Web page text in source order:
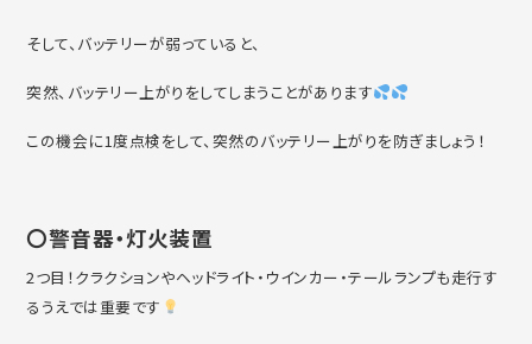
そして、バッテリーが弱っていると、
突然、バッテリー上がりをしてしまうことがあります
この機会に1度点検をして、突然のバッテリー上がりを防ぎましょう！
〇警音器・灯火装置
2つ目！クラクションやヘッドライト・ウインカー・テールランプも走行す
るうえでは重要です